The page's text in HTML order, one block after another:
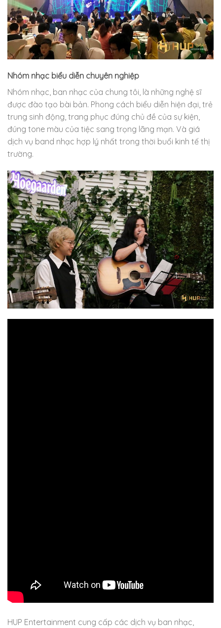
Nhóm nhạc biểu diễn chuyên nghiệp
Nhóm nhạc, ban nhạc của chung tôi, là những nghệ sĩ
được đào tạo bài bản. Phong cách biểu diễn hiện đại, trẻ
trung sinh động, trang phục đúng chủ đề của sự kiện,
đúng tone màu của tiệc sang trọng lãng mạn. Và giá
dịch vụ band nhạc hợp lý nhất trong thời buổi kinh tế thị
trường.
HUP Entertainment cung cấp các dịch vụ ban nhạc,